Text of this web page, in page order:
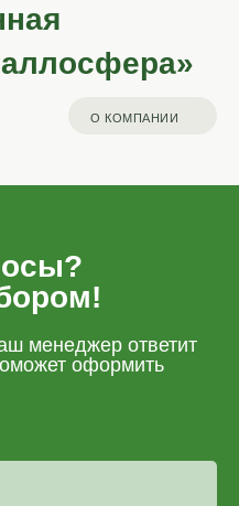
О КОМПАНИИ
менеджер ответит
оформить